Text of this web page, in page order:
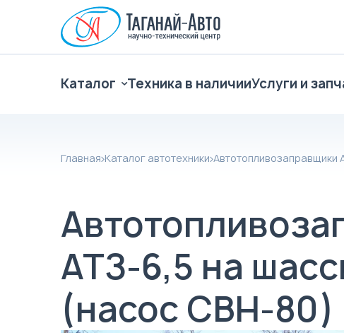
Каталог Техника в наличииУслуги и
Главная Каталог автотехники Автотопливозаправщики
АТЗ-6,5 на
(насос СВН-80)